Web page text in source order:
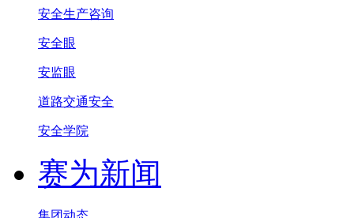
安全生产咨询
安全眼
安监眼
道路交通安全
安全学院
赛为新闻
集团动态